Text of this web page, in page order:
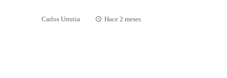
Carlos Urrutia Hace 2 meses